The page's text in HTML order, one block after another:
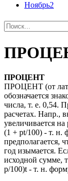
Ноябрь2
ПРОЦЕНТ
ПРОЦЕНТ (от лат .
обозначается
числа, т. е. 0,54.
расчетах. Напр.,
увеличивается на
(1 + pt/100) - т. н.
предполагается,
год изымается.
исходной сумме,
p/100)t - т. н.